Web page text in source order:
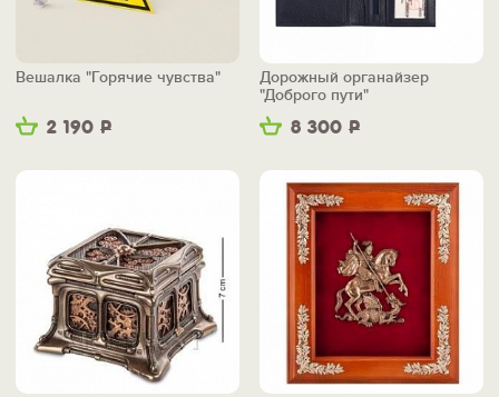
2 190 Р
Вешалка "Горячие чувства"
8 300 Р
Дорожный органайзер
"Доброго пути"